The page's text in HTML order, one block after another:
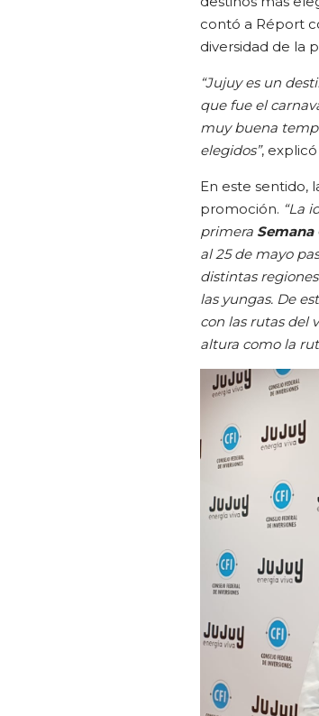
contó a Réport
diversidad de la
“Jujuy es un
que fue el
muy buena
elegidos”,
En este sentido,
promoción. “La
primera
al 25 de mayo
distintas
las yungas. De
con las rutas del
altura como la